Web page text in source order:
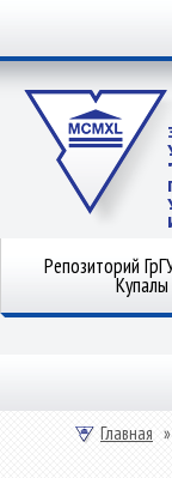
Репозиторий
Купалы
Главная »